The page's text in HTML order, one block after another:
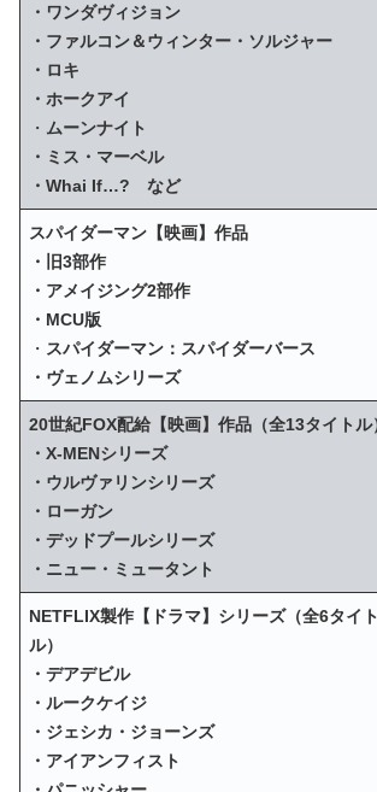
・ワンダヴィジョン
・ファルコン＆ウィンター・ソルジャー
・ロキ
・ホークアイ
・ ムーンナイト
・ミス・マーベル
・Whai If…? など
スパイダーマン【映画】作品
・旧3部作
・アメイジング2部作
・MCU版
・ スパイダーマン：スパイダーバース
・ヴェノムシリーズ
20世紀FOX配給【映画】作品（全13タイトル
・X‐MENシリーズ
・ウルヴァリンシリーズ
・ローガン
・デッドプールシリーズ
・ニュー・ミュータント
NETFLIX製作【ドラマ】シリーズ（全6タイト
ル）
・デアデビル
・ルークケイジ
・ジェシカ・ジョーンズ
・アイアンフィスト